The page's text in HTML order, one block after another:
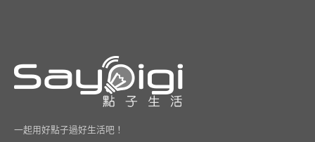
一起用好點子過好生活吧！